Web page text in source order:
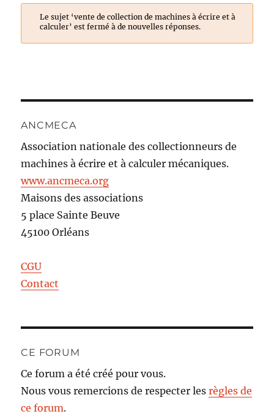
Le sujet ‘vente de collection de machines à écrire et à
calculer’ est fermé à de nouvelles réponses.
ANCMECA
Association nationale des collectionneurs de
machines à écrire et à calculer mécaniques.
www.ancmeca.org
Maisons des associations
5 place Sainte Beuve
45100 Orléans
CGU
Contact
CE FORUM
Ce forum a été créé pour vous.
Nous vous remercions de respecter lesrègles de
ce forum.